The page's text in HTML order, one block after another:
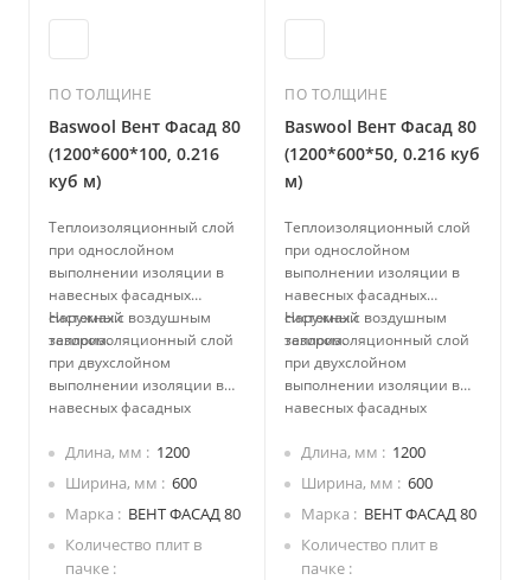
ПО ТОЛЩИНЕ
Baswool Вент Фасад 80
(1200*600*100, 0.216
куб м)
Теплоизоляционный слой
при однослойном
выполнении изоляции в
навесных фасадных
системах с воздушным
зазором.
Наружный
теплоизоляционный слой
при двухслойном
выполнении изоляции в
навесных фасадных
зазором.
Длина, мм
1200
Ширина, мм
600
Марка
ВЕНТ ФАСАД 80
Количество плит в
пачке
ПО ТОЛЩИНЕ
Baswool Вент Фасад 80
(1200*600*50, 0.216 куб
м)
Теплоизоляционный слой
при однослойном
выполнении изоляции в
навесных фасадных
системах с воздушным
зазором.
Наружный
теплоизоляционный слой
при двухслойном
выполнении изоляции в
навесных фасадных
зазором.
Длина, мм
1200
Ширина, мм
600
Марка
ВЕНТ ФАСАД 80
Количество плит в
пачке